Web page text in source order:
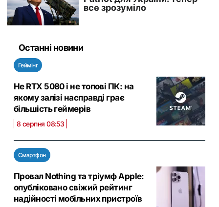
Останні новини
Геймінг
Не RTX 5080 і не топові ПК: на
якому залізі насправді грає
більшість геймерів
8 серпня 08:53
Смартфон
Провал Nothing та тріумф Apple:
опубліковано свіжий рейтинг
надійності мобільних пристроїв